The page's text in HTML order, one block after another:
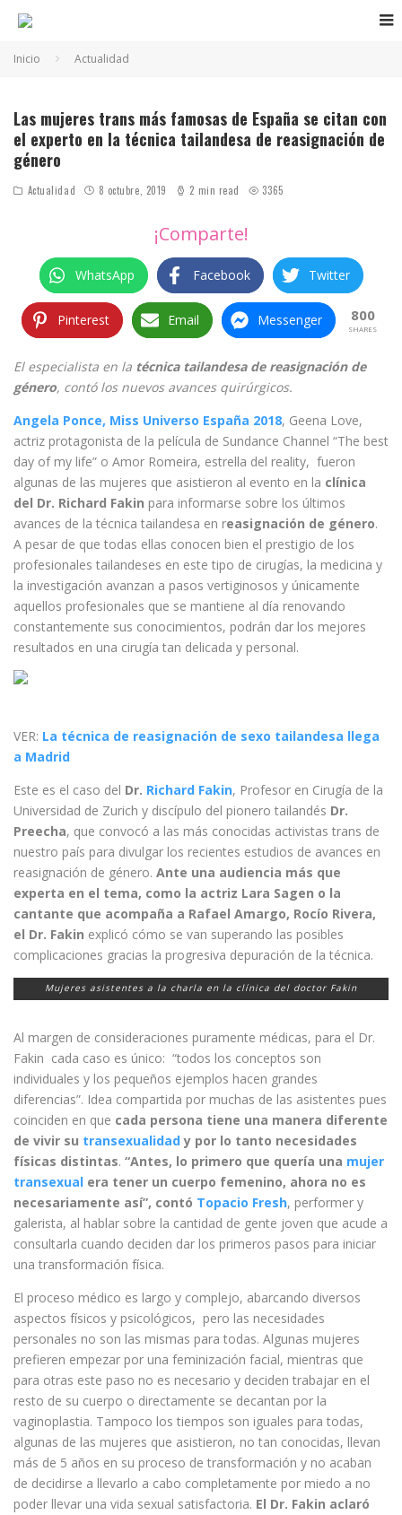
Inicio Actualidad
Las mujeres trans más famosas de España se citan con
el experto en la técnica tailandesa de reasignación de
género
Actualidad 8 octubre, 2019 2 min read 3365
¡Comparte!
WhatsApp Facebook Twitter
Pinterest Email Messenger 800
SHARES
El especialista en la técnica tailandesa de reasignación de
género, contó los nuevos avances quirúrgicos.
Angela Ponce, Miss Universo España 2018, Geena Love,
actriz protagonista de la película de Sundance Channel “The best
day of my life” o Amor Romeira, estrella del reality, fueron
algunas de las mujeres que asistieron al evento en la clínica
del Dr. Richard Fakin para informarse sobre los últimos
avances de la técnica tailandesa en reasignación de género.
A pesar de que todas ellas conocen bien el prestigio de los
profesionales tailandeses en este tipo de cirugías, la medicina y
la investigación avanzan a pasos vertiginosos y únicamente
aquellos profesionales que se mantiene al día renovando
constantemente sus conocimientos, podrán dar los mejores
resultados en una cirugía tan delicada y personal.
VER: La técnica de reasignación de sexo tailandesa llega
a Madrid
Este es el caso del Dr. Richard Fakin, Profesor en Cirugía de la
Universidad de Zurich y discípulo del pionero tailandés Dr.
Preecha, que convocó a las más conocidas activistas trans de
nuestro país para divulgar los recientes estudios de avances en
reasignación de género. Ante una audiencia más que
experta en el tema, como la actriz Lara Sagen o la
cantante que acompaña a Rafael Amargo, Rocío Rivera,
el Dr. Fakin explicó cómo se van superando las posibles
complicaciones gracias la progresiva depuración de la técnica.
Mujeres asistentes a la charla en la clínica del doctor Fakin
Al margen de consideraciones puramente médicas, para el Dr.
Fakin cada caso es único: “todos los conceptos son
individuales y los pequeños ejemplos hacen grandes
diferencias”. Idea compartida por muchas de las asistentes pues
coinciden en que cada persona tiene una manera diferente
de vivir su transexualidady por lo tanto necesidades
físicas distintas. “Antes, lo primero que quería una mujer
transexual era tener un cuerpo femenino, ahora no es
necesariamente así”, contó Topacio Fresh, performer y
galerista, al hablar sobre la cantidad de gente joven que acude a
consultarla cuando deciden dar los primeros pasos para iniciar
una transformación física.
El proceso médico es largo y complejo, abarcando diversos
aspectos físicos y psicológicos, pero las necesidades
personales no son las mismas para todas. Algunas mujeres
prefieren empezar por una feminización facial, mientras que
para otras este paso no es necesario y deciden trabajar en el
resto de su cuerpo o directamente se decantan por la
vaginoplastia. Tampoco los tiempos son iguales para todas,
algunas de las mujeres que asistieron, no tan conocidas, llevan
más de 5 años en su proceso de transformación y no acaban
de decidirse a llevarlo a cabo completamente por miedo a no
poder llevar una vida sexual satisfactoria. El Dr. Fakin aclaró